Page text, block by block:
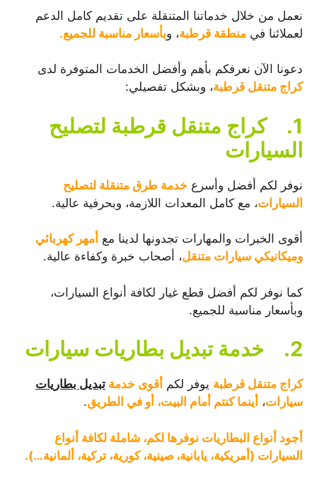
نعمل من خلال خدماتنا المتنقلة على تقديم كامل الدعم
لعملائنا في منطقة قرطبة، وبأسعار مناسبة للجميع.
دعونا الآن نعرفكم بأهم وأفضل الخدمات المتوفرة لدى
كراج متنقل قرطبة، وبشكل تفصيلي:
1.
كراج متنقل قرطبة لتصليح
السيارات
نوفر لكم أفضل وأسرع خدمة طرق متنقلة لتصليح
السيارات، مع كامل المعدات اللازمة، وبحرفية عالية.
أقوى الخبرات والمهارات تجدونها لدينا مع أمهر كهربائي
وميكانيكي سيارات متنقل، أصحاب خبرة وكفاءة عالية.
كما نوفر لكم أفضل قطع غيار لكافة أنواع السيارات،
وبأسعار مناسبة للجميع.
2. خدمة تبديل بطاريات سيارات
كراج متنقل قرطبة يوفر لكم أقوى خدمة تبديل بطاريات
سيارات، أينما كنتم أمام البيت، أو في الطريق.
أجود أنواع البطاريات نوفرها لكم، شاملة لكافة أنواع
السيارات (أمريكية، يابانية، صينية، كورية، تركية، ألمانية…).